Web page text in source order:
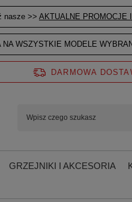
nasze >> AKTUALNE PROMOCJE
NA WSZYSTKIE MODELE
DARMOWA
GRZEJNIKI I AKCESORIA